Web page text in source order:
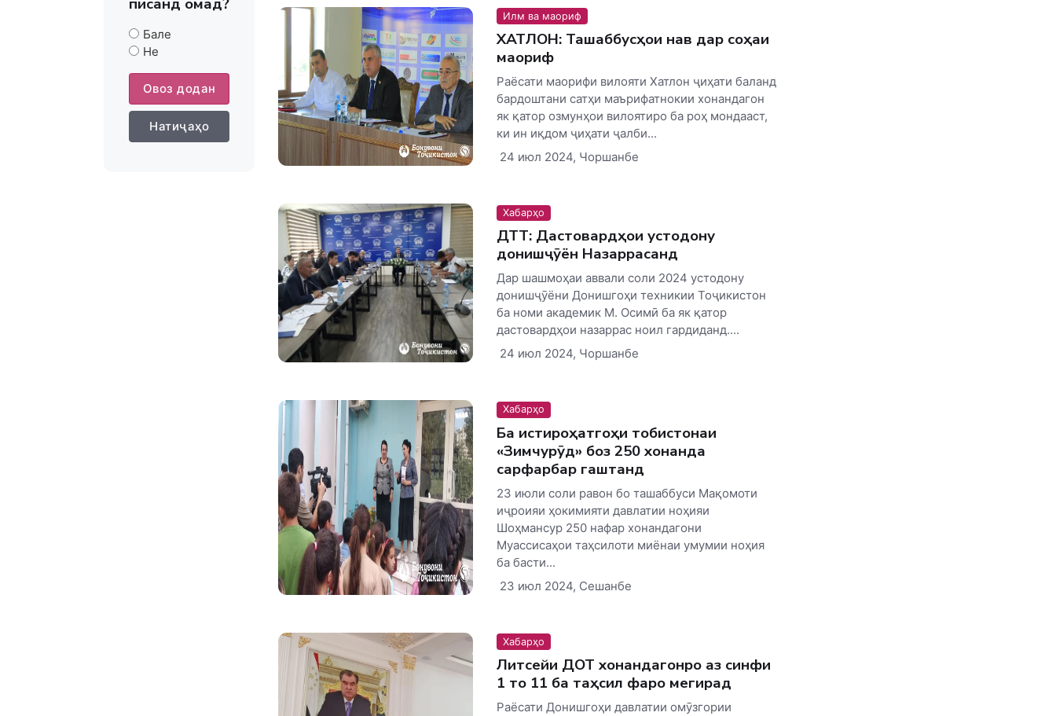
Бале
Не
Овоз додан
Натиҷаҳо
Илм ва маориф
ХАТЛОН: Ташаббусҳои нав дар соҳаи
маориф
Раёсати маорифи вилояти Хатлон ҷиҳати баланд
бардоштани сатҳи маърифатнокии хонандагон
як қатор озмунҳои вилоятиро ба роҳ мондааст,
ки ин иқдом ҷиҳати ҷалби...
24 июл 2024, Чоршанбе
Хабарҳо
ДТТ: Дастовардҳои устодону
донишҷӯён Назаррасанд
Дар шашмоҳаи аввали соли 2024 устодону
донишҷӯёни Донишгоҳи техникии Тоҷикистон
ба номи академик М. Осимӣ ба як қатор
дастовардҳои назаррас ноил гардиданд....
24 июл 2024, Чоршанбе
Хабарҳо
Ба истироҳатгоҳи тобистонаи
«Зимчурӯд» боз 250 хонанда
сарфарбар гаштанд
23 июли соли равон бо ташаббуси Мақомоти
иҷроияи ҳокимияти давлатии ноҳияи
Шоҳмансур 250 нафар хонандагони
Муассисаҳои таҳсилоти миёнаи умумии ноҳия
ба басти...
23 июл 2024, Сешанбе
Хабарҳо
Литсейи ДОТ хонандагонро аз синфи
1 то 11 ба таҳсил фаро мегирад
Раёсати Донишгоҳи давлатии омӯзгории